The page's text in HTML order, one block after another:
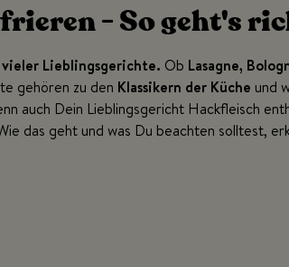
- So geht's
Lieblingsgerichte. Ob Lasagne,
gehören zu den Klassikern der Küche und
auch Dein Lieblingsgericht Hackfleisch
das geht und was Du beachten solltest,